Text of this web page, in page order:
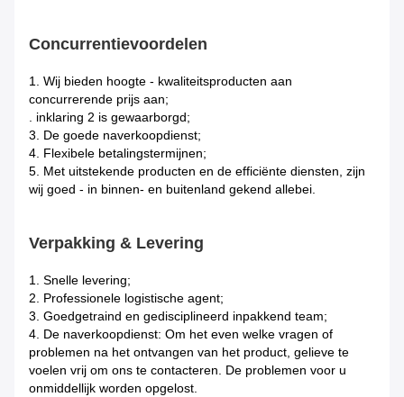
Concurrentievoordelen
1. Wij bieden hoogte - kwaliteitsproducten aan
concurrerende prijs aan;
. inklaring 2 is gewaarborgd;
3. De goede naverkoopdienst;
4. Flexibele betalingstermijnen;
5. Met uitstekende producten en de efficiënte diensten, zijn
wij goed - in binnen- en buitenland gekend allebei.
Verpakking & Levering
1. Snelle levering;
2. Professionele logistische agent;
3. Goedgetraind en gedisciplineerd inpakkend team;
4. De naverkoopdienst: Om het even welke vragen of
problemen na het ontvangen van het product, gelieve te
voelen vrij om ons te contacteren. De problemen voor u
onmiddellijk worden opgelost.